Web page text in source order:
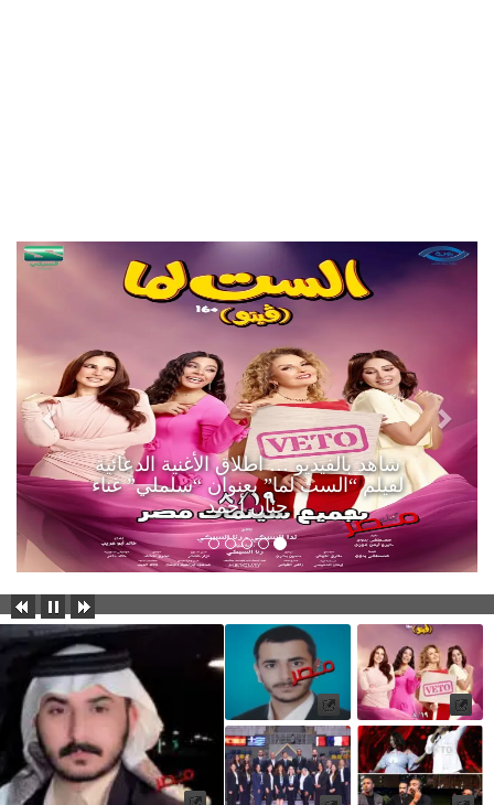
شاهد بالفيديو … اطلاق الأغنية الدعائية
لفيلم “الست لما” بعنوان “سلملي” غناء
حنان أحمد